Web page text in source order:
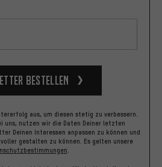
bestellen
aus, um diesen stetig zu verbessern.
uns, nutzen wir die Daten Deiner letzten
Deinen Interessen anpassen zu können und
gestalten zu können. Es gelten unsere
.